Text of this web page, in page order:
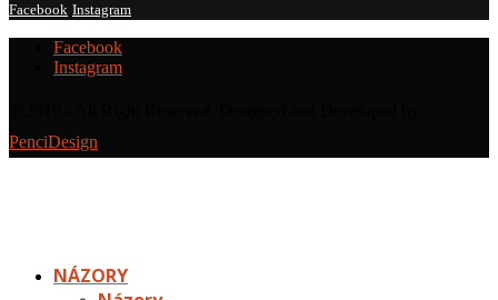
Facebook Instagram
Facebook
Instagram
PenciDesign
NÁZORY